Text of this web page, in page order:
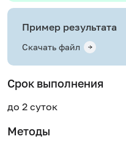
Пример результата
Скачать файл
Срок выполнения
до 2 суток
Методы